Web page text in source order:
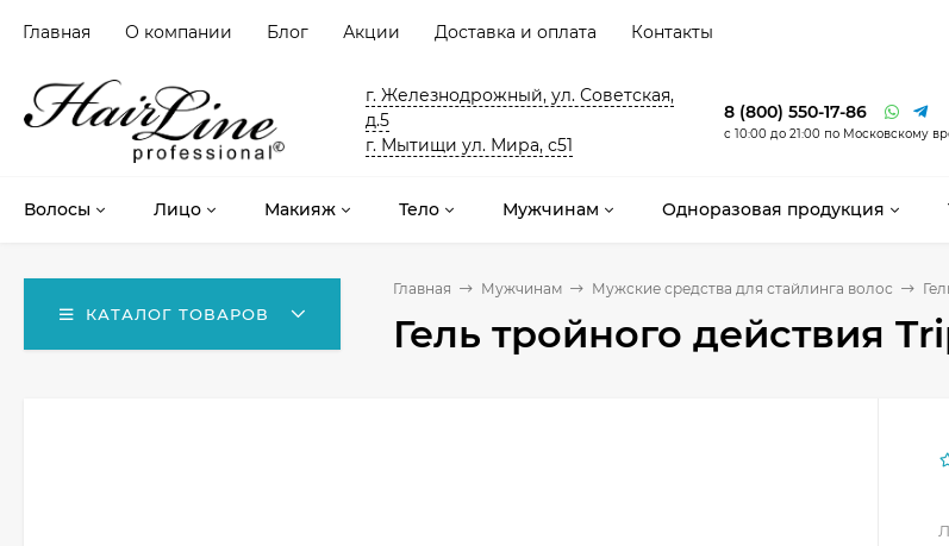
Главная О компании Блог Акции Доставка и оплата Контакты
г. Железнодрожный, ул. Советская,
д.5
г. Мытищи ул. Мира, с51
8 (800) 550-17-86
с 10:00 до 21:00 по Московскому
Волосы Лицо Макияж Тело Мужчинам Одноразовая продукция
КАТАЛОГ ТОВАРОВ
Главная Мужчинам Мужские средства для стайлинга волос
Гель тройного действия